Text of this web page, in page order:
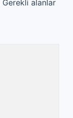
Gerekli alanlar